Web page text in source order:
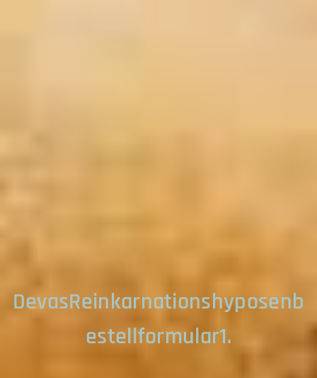
DevasReinkarnationshyposenb
estellformular1.